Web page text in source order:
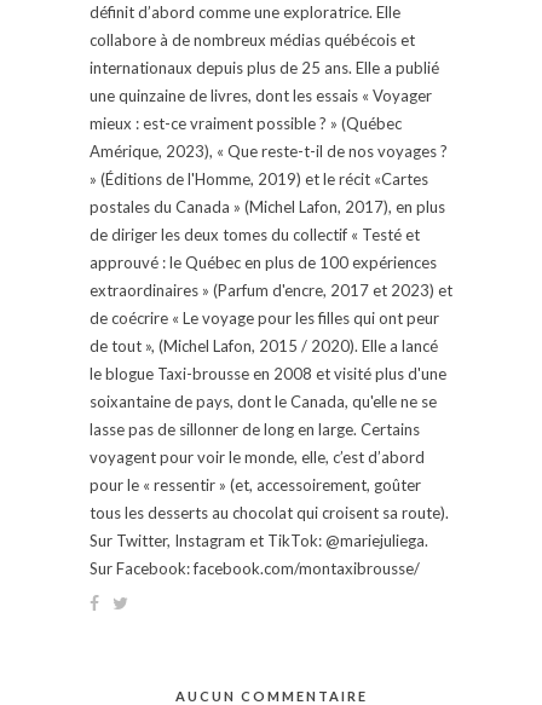
définit d’abord comme une exploratrice. Elle
collabore à de nombreux médias québécois et
internationaux depuis plus de 25 ans. Elle a publié
une quinzaine de livres, dont les essais « Voyager
mieux : est-ce vraiment possible ? » (Québec
Amérique, 2023), « Que reste-t-il de nos voyages ?
» (Éditions de l'Homme, 2019) et le récit «Cartes
postales du Canada » (Michel Lafon, 2017), en plus
de diriger les deux tomes du collectif « Testé et
approuvé : le Québec en plus de 100 expériences
extraordinaires » (Parfum d'encre, 2017 et 2023) et
de coécrire « Le voyage pour les filles qui ont peur
de tout », (Michel Lafon, 2015 / 2020). Elle a lancé
le blogue Taxi-brousse en 2008 et visité plus d'une
soixantaine de pays, dont le Canada, qu'elle ne se
lasse pas de sillonner de long en large. Certains
voyagent pour voir le monde, elle, c’est d’abord
pour le « ressentir » (et, accessoirement, goûter
tous les desserts au chocolat qui croisent sa route).
Sur Twitter, Instagram et TikTok: @mariejuliega.
Sur Facebook: facebook.com/montaxibrousse/
AUCUN COMMENTAIRE